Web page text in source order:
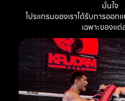
มั่นใจ
โปรแกรมของเราได้รับการออก
เฉพาะของแต่